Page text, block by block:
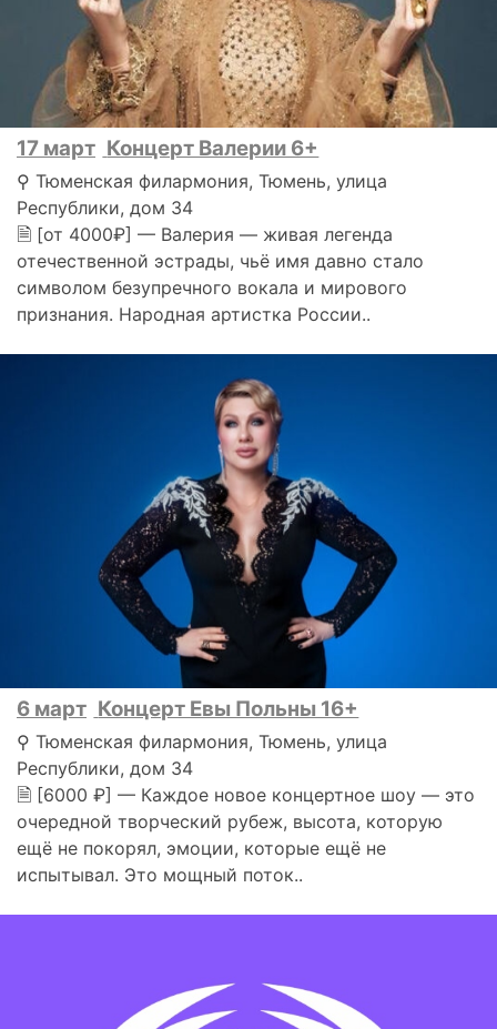
17 март Концерт Валерии 6+
⚲ Тюменская филармония, Тюмень, улица
Республики, дом 34
🗎 [от 4000₽] — Валерия — живая легенда
отечественной эстрады, чьё имя давно стало
символом безупречного вокала и мирового
признания. Народная артистка России..
6 март Концерт Евы Польны 16+
⚲ Тюменская филармония, Тюмень, улица
Республики, дом 34
🗎 [6000 ₽] — Каждое новое концертное шоу — это
очередной творческий рубеж, высота, которую
ещё не покорял, эмоции, которые ещё не
испытывал. Это мощный поток..